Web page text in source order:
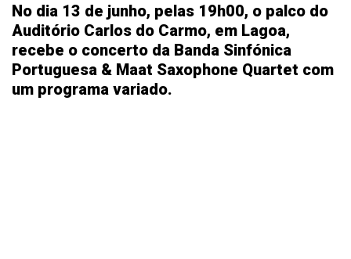
No dia 13 de junho, pelas 19h00, o palco do
Auditório Carlos do Carmo, em Lagoa,
recebe o concerto da Banda Sinfónica
Portuguesa & Maat Saxophone Quartet com
um programa variado.